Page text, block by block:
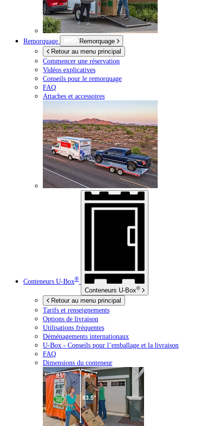
Remorquage
Remorquage
Retour au menu principal
Commencer une réservation
Vidéos explicatives
Conseils pour le remorquage
FAQ
Attaches et accessoires
Conteneurs U-Box®
Conteneurs U-Box®
Retour au menu principal
Tarifs et renseignements
Options de livraison
Utilisations fréquentes
Déménagements internationaux
U-Box - Conseils pour l’emballage et la livraison
FAQ
Dimensions du conteneur